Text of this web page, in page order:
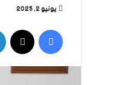
يونيو 2, 2025
فيسبوك‫X